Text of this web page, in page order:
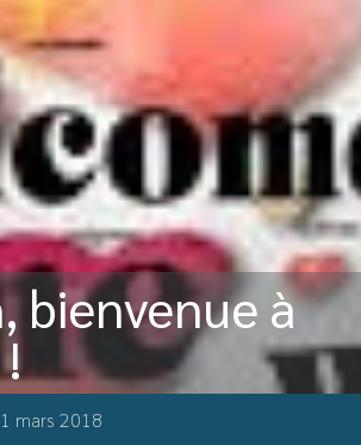
bienvenue à
mars 2018